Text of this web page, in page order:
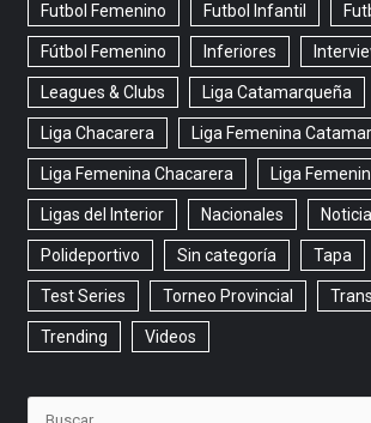
Futbol Femenino Futbol Infantil
Fútbol Femenino Inferiores
Leagues & Clubs Liga Catamarqueña
Liga Chacarera Liga Femenina
Liga Femenina Chacarera Liga
Ligas del Interior Nacionales
Polideportivo Sin categoría Tapa
Test Series Torneo Provincial
Trending Videos